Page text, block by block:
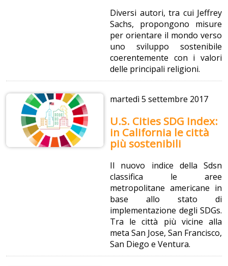
Diversi autori, tra cui Jeffrey
Sachs, propongono misure
per orientare il mondo verso
uno sviluppo sostenibile
coerentemente con i valori
delle principali religioni.
martedì5 settembre 2017
U.S. Cities SDG Index:
in California le città
più sostenibili
Il nuovo indice della Sdsn
classifica le aree
metropolitane americane in
base allo stato di
implementazione degli SDGs.
Tra le città più vicine alla
meta San Jose, San Francisco,
San Diego e Ventura.